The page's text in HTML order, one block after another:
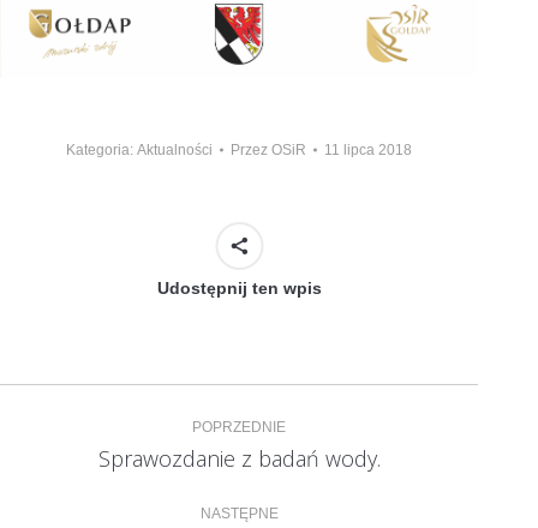
Kategoria: Aktualności Przez OSiR 11 lipca 2018
Udostępnij ten wpis
Nawigacja
wpisów
POPRZEDNIE
Poprzedni
Sprawozdanie z badań wody.
NASTĘPNE